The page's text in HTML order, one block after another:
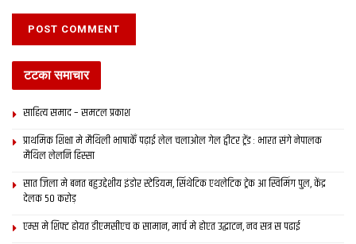
टटका समाचार
साहित्य समाद – समटल प्रकाश
प्राथमिक शि‍क्षा मे मैथि‍ली भाषाकेँ पढ़ाई लेल चलाओल गेल ट्वीटर ट्रेंड : भारत संगे नेपालक
मैथिल लेलनि हिस्सा
सात जिला मे बनत बहुउद्देशीय इंडोर स्‍टेडि‍यम, सिंथेटिक एथलेटिक ट्रेक आ स्विमिंग पुल, केंद्र
देलक 50 करोड़
एम्स मे शिफ्ट होयत डीएमसीएच क सामान, मार्च मे होएत उद्घाटन, नव सत्र स पढाई